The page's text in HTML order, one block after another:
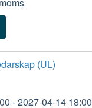
(UL)
- 2027-04-14 18:00